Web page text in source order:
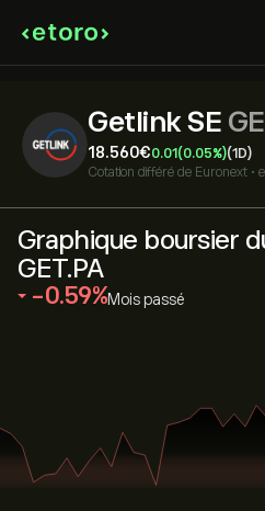
Getlink SE
18.560‎€‎0.01 (0.05%)(1D)
Cotation différé de Euronext •
Graphique boursier
GET.PA
‎-0.59‎ Mois passé